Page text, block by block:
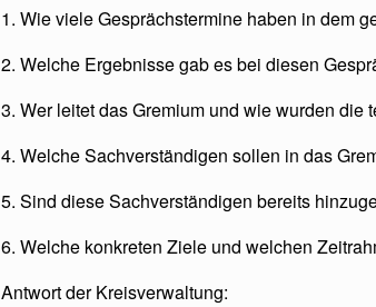
1. Wie viele Gesprächstermine haben in dem
2. Welche Ergebnisse gab es bei diesen
3. Wer leitet das Gremium und wie wurden
4. Welche Sachverständigen sollen in das
5. Sind diese Sachverständigen bereits
6. Welche konkreten Ziele und welchen
Antwort der Kreisverwaltung: